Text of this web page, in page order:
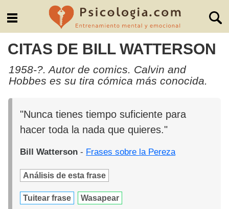
CITAS DE BILL WATTERSON
1958-?. Autor de comics. Calvin and
Hobbes es su tira cómica más conocida.
"Nunca tienes tiempo suficiente para
hacer toda la nada que quieres."
Bill Watterson - Frases sobre la Pereza
Análisis de esta frase
Tuitear frase Wasapear